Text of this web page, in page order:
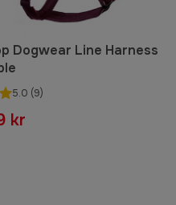
Dogwear Line Harness
5.0 (9)
kr